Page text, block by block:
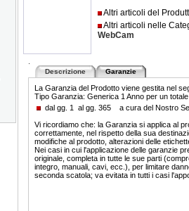
Altri articoli del
Altri articoli nelle
WebCam
Descrizione Garanzie
La Garanzia del Prodotto viene gestita nel
Tipo Garanzia: Generica 1 Anno per un
dal gg. 1 al gg. 365 a cura del Nostro
Vi ricordiamo che: la Garanzia si applica al
correttamente, nel rispetto della sua
modifiche al prodotto, alterazioni delle
Nei casi in cui l'applicazione delle garanzie
originale, completa in tutte le sue parti
integro, manuali, cavi, ecc.), per limitare
seconda scatola; va evitata in tutti i casi